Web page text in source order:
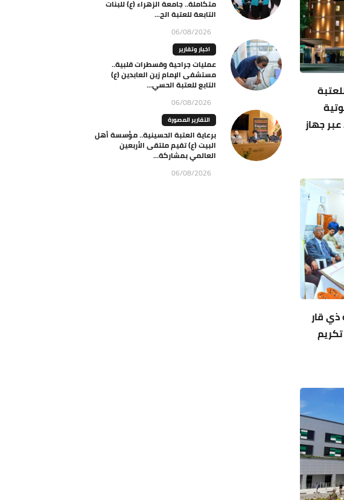
جهاز
ذي قار
متكاملة.. جامعة الزهراء (ع) للبنات
التابعة للعتبة الح...
06/08/2026
اخبار وتقارير
عمليات جراحية وقسطرات قلبية..
مستشفى الإمام زين العابدين (ع)
التابع للعتبة الحسي...
06/08/2026
التقارير المصورة
برعاية العتبة الحسينية.. مؤسسة أهل
البيت (ع) تقيم ملتقى الأربعين
العالمي بمشاركة...
06/08/2026